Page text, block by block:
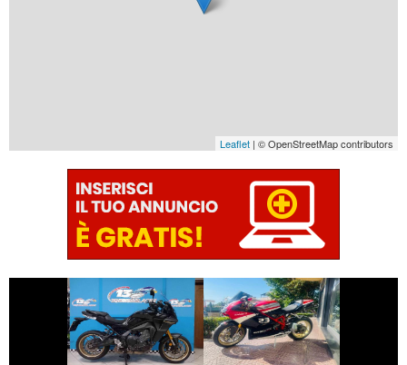
Leaflet | © OpenStreetMap contributors
YAMAHA
TRACER-9
€ 11.690 €
DUCATI 1098
€ 10.490 €
€ 2.190 € € 3.150 €